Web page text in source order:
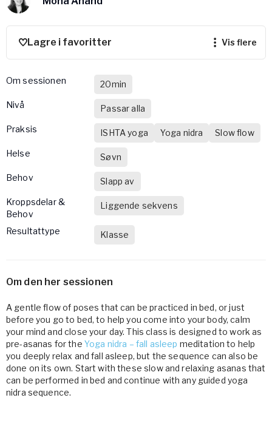
Bli samarbeidspartner med Yogobe
Yogobe Health & Care
Yogobes helsesatsinger for å styrke folkehelsen
For bedrifter og arbeidsgivere
Støtte til arbeidsgivere, forsikringsselskaper og
Pausa Smart
Yogobe för yogalærere
Lagre i favoritter vis flere
Om sessionen
20min
nivå
Passar alla
praksis
ISHTA yoga Yoga nidra
Slow flow
Helse
Søvn
Behov
Slapp av
Kroppsdelar &
Behov
Liggende sekvens
Resultattype Klasse
Om den her sessionen
A gentle flow of poses that can be practiced in bed, or just
before you go to bed, to help you come into your body, calm
your mind and close your day. This class is designed to work as
pre-asanas for the Yoga nidra – fall asleep meditation to help
you deeply relax and fall asleep, but the sequence can also be
done on its own. Start with these slow and relaxing asanas that
can be performed in bed and continue with any guided yoga
nidra sequence.